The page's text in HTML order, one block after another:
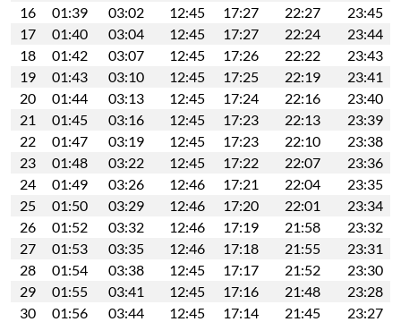
16
01:39 03:02 12:45 17:27 22:27
23:45
17
01:40 03:04 12:45 17:27 22:24
23:44
18
01:42 03:07 12:45 17:26 22:22
23:43
19
01:43 03:10 12:45 17:25 22:19
23:41
20
01:44 03:13 12:45 17:24 22:16
23:40
21
01:45 03:16 12:45 17:23 22:13
23:39
22
01:47 03:19 12:45 17:23 22:10
23:38
23
01:48 03:22 12:45 17:22 22:07
23:36
24
01:49 03:26 12:46 17:21 22:04
23:35
25
01:50 03:29 12:46 17:20 22:01
23:34
26
01:52 03:32 12:46 17:19 21:58
23:32
27
01:53 03:35 12:46 17:18 21:55
23:31
28
01:54 03:38 12:45 17:17 21:52
23:30
29
01:55 03:41 12:45 17:16 21:48
23:28
30
01:56 03:44 12:45 17:14 21:45
23:27